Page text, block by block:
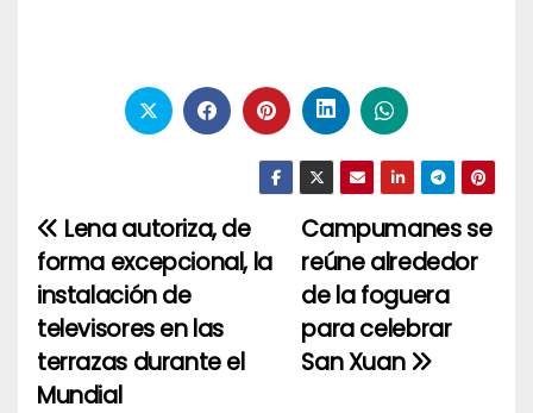
Navegación
de
entradas
Campumanes se
reúne alrededor
de la foguera
para celebrar
San Xuan
Lena autoriza, de
forma excepcional, la
instalación de
televisores en las
terrazas durante el
Mundial